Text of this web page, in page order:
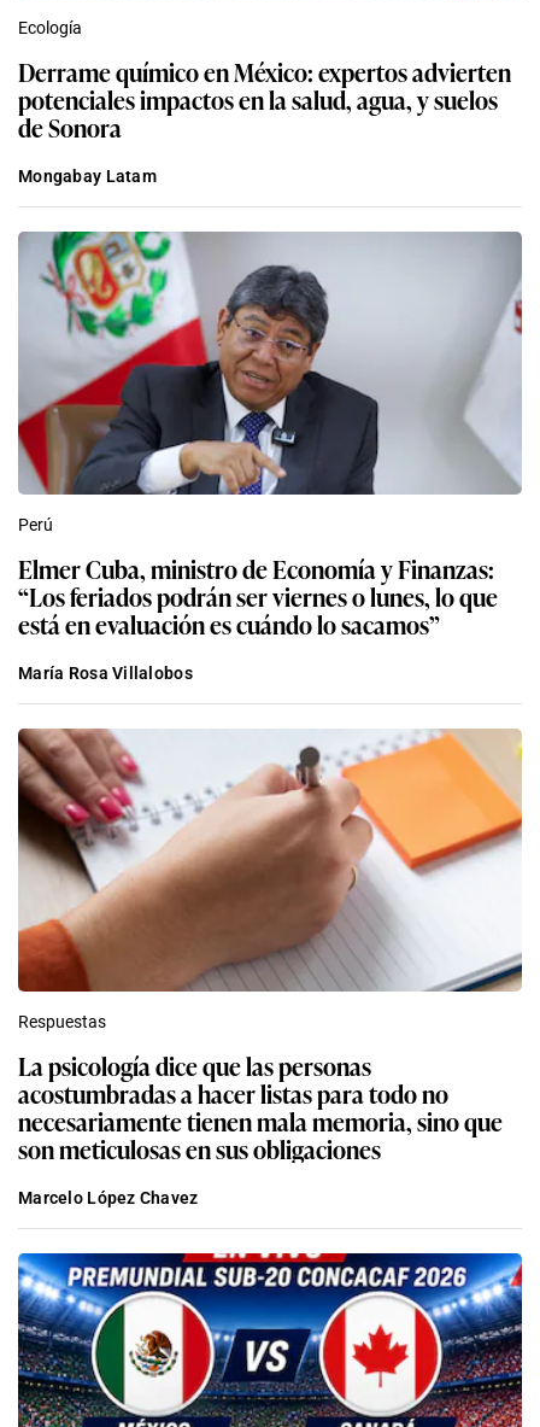
Ecología
Derrame químico en México: expertos advierten
potenciales impactos en la salud, agua, y suelos
de Sonora
Mongabay Latam
Perú
Elmer Cuba, ministro de Economía y Finanzas:
“Los feriados podrán ser viernes o lunes, lo que
está en evaluación es cuándo lo sacamos”
María Rosa Villalobos
Respuestas
La psicología dice que las personas
acostumbradas a hacer listas para todo no
necesariamente tienen mala memoria, sino que
son meticulosas en sus obligaciones
Marcelo López Chavez